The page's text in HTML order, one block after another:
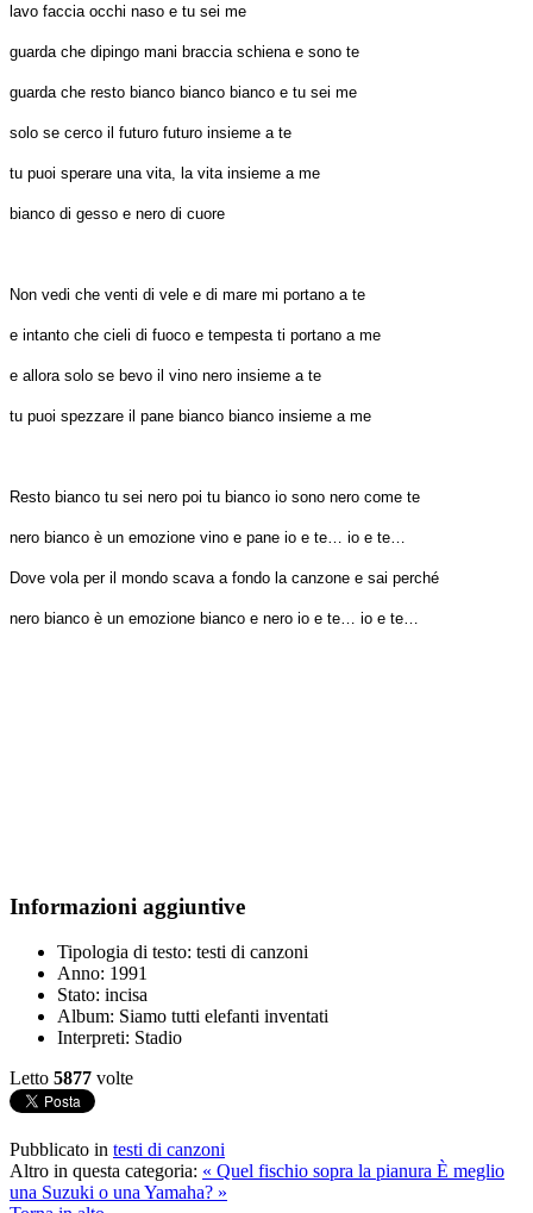
lavo faccia occhi naso e tu sei me
guarda che dipingo mani braccia schiena e sono te
guarda che resto bianco bianco bianco e tu sei me
solo se cerco il futuro futuro insieme a te
tu puoi sperare una vita, la vita insieme a me
bianco di gesso e nero di cuore
Non vedi che venti di vele e di mare mi portano a te
e intanto che cieli di fuoco e tempesta ti portano a me
e allora solo se bevo il vino nero insieme a te
tu puoi spezzare il pane bianco bianco insieme a me
Resto bianco tu sei nero poi tu bianco io sono nero come te
nero bianco è un emozione vino e pane io e te… io e te…
Dove vola per il mondo scava a fondo la canzone e sai perché
nero bianco è un emozione bianco e nero io e te… io e te…
Informazioni aggiuntive
Tipologia di testo: testi di canzoni
Anno: 1991
Stato: incisa
Album: Siamo tutti elefanti inventati
Interpreti: Stadio
Letto 5877 volte
Pubblicato in testi di canzoni
Altro in questa categoria: « Quel fischio sopra la pianura È meglio
una Suzuki o una Yamaha? »